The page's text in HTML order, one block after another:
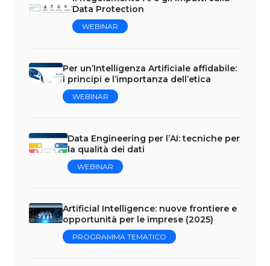
Data Protection
WEBINAR
Per un’Intelligenza Artificiale affidabile:
i principi e l’importanza dell’etica
WEBINAR
Data Engineering per l’AI: tecniche per
la qualità dei dati
WEBINAR
Artificial Intelligence: nuove frontiere e
opportunità per le imprese (2025)
PROGRAMMA TEMATICO